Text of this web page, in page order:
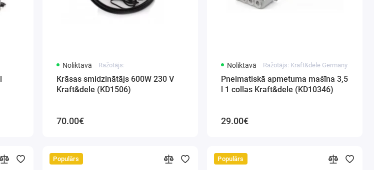
Noliktavā Ražotājs:
Кrāsas smidzinātājs 600W 230 V
Kraft&dele (KD1506)
70.00€
Noliktavā Ražotājs: Kraft&dele Germany
Pneimatiskā apmetuma mašīna 3,5
l 1 collas Kraft&dele (KD10346)
29.00€
Populārs Populārs